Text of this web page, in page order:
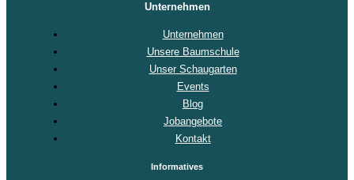
Unternehmen
Unternehmen
Unsere Baumschule
Unser Schaugarten
Events
Blog
Jobangebote
Kontakt
Informatives